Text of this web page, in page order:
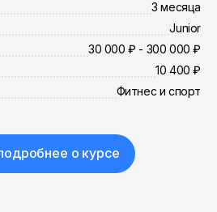
3 месяца
Junior
30 000 ₽ - 300 000 ₽
10 400 ₽
Фитнес и спорт
о курсе